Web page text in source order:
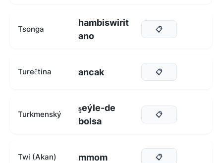
Tsonga
hambiswirit
ano
📋
Turečtina ancak 📋
Turkmenský
şeýle-de
bolsa
📋
Twi (Akan) mmom 📋